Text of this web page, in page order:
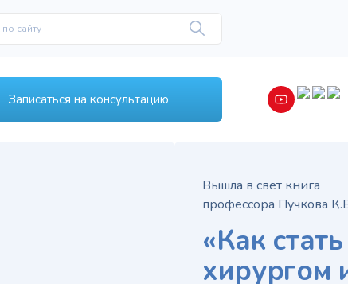
Записаться на консультацию
«Как стать успешным
хирургом и оставаться им